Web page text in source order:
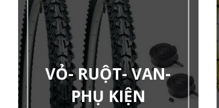
VỎ- RUỘT- VAN-
PHỤ KIỆN